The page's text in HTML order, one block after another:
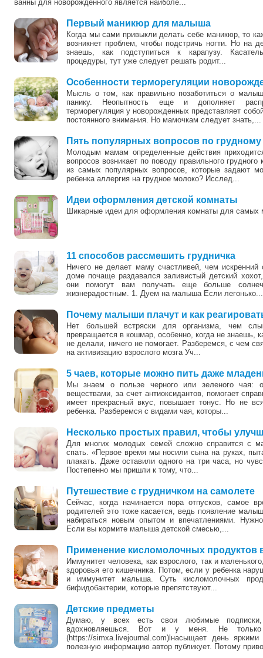
ванны для новорожденного является наиболе...
Первый маникюр для малыша
Когда мы сами привыкли делать себе маникюр, то
возникнет проблем, чтобы подстричь ногти. Но на
знаешь, как подступиться к карапузу.
процедуры, тут уже следует решать родит...
Особенности терморегуляции
Мысль о том, как правильно позаботиться о
панику. Неопытность еще и дополняет
терморегуляция у новорожденных представляет
постоянного внимания. Но мамочкам следует знать,...
Пять популярных вопросов по
Молодым мамам определенные действия
вопросов возникает по поводу правильного
из самых популярных вопросов, которые
ребенка аллергия на грудное молоко? Исслед...
Идеи оформления детской комнаты
Шикарные идеи для оформления комнаты для самых
11 способов рассмешить грудничка
Ничего не делает маму счастливей, чем
доме почаще раздавался заливистый детский
они помогут вам получать еще больше
жизнерадостным. 1. Дуем на малыша Если легонько...
Почему малыши плачут и как
Нет большей встряски для организма, чем
превращается в кошмар, особенно, когда не знаешь,
не делали, ничего не помогает. Разберемся, с чем
на активизацию взрослого мозга Уч...
5 чаев, которые можно пить даже
Мы знаем о пользе черного или зеленого чая:
веществами, за счет антиоксидантов, помогает
имеет прекрасный вкус, повышает тонус. Но не
ребенка. Разберемся с видами чая, которы...
Несколько простых правил, чтобы
Для многих молодых семей сложно справится с
спать. «Первое время мы носили сына на руках,
плакать. Даже оставили одного на три часа, но
Постепенно мы пришли к тому, что...
Путешествие с грудничком на самолете
Сейчас, когда начинается пора отпусков, самое
родителей это тоже касается, ведь появление
набираться новым опытом и впечатлениями.
Если вы кормите малыша детской смесью,...
Применение кисломолочных продуктов
Иммунитет человека, как взрослого, так и
здоровья его кишечника. Потом, если у ребенка
и иммунитет малыша. Суть кисломолочных
бифидобактерии, которые препятствуют...
Детские предметы
Думаю, у всех есть свои любимые подписки,
вдохновляешься. Вот и у меня. Не
(https://simxa.livejournal.com)lнасыщает день
полезную информацию автор публикует. Потому